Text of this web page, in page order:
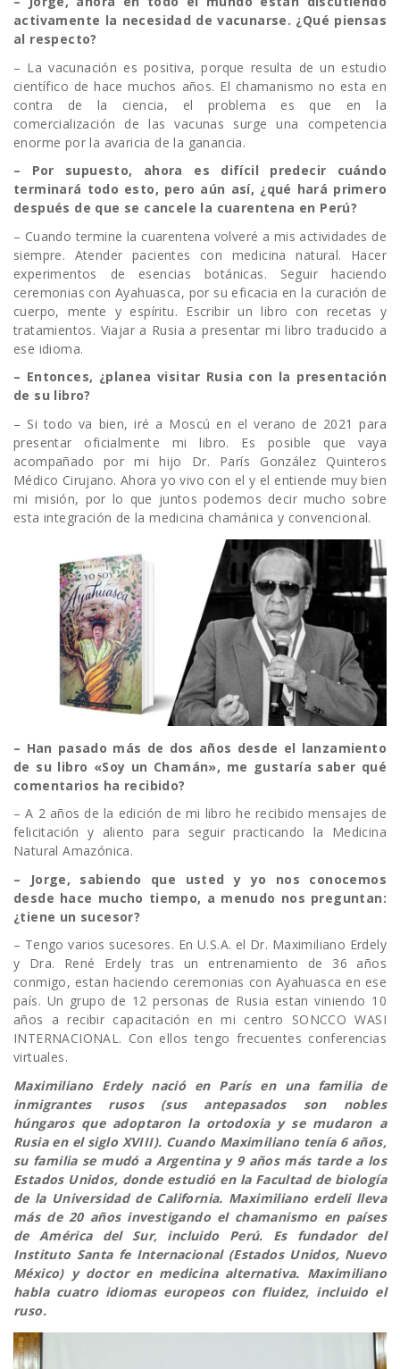
activamente la necesidad de vacunarse. ¿Qué piensas
al respecto?
– La vacunación es positiva, porque resulta de un estudio
científico de hace muchos años. El chamanismo no esta en
contra de la ciencia, el problema es que en la
comercialización de las vacunas surge una competencia
enorme por la avaricia de la ganancia.
– Por supuesto, ahora es difícil predecir cuándo
terminará todo esto, pero aún así, ¿qué hará primero
después de que se cancele la cuarentena en Perú?
– Cuando termine la cuarentena volveré a mis actividades de
siempre. Atender pacientes con medicina natural. Hacer
experimentos de esencias botánicas. Seguir haciendo
ceremonias con Ayahuasca, por su eficacia en la curación de
cuerpo, mente y espíritu. Escribir un libro con recetas y
tratamientos. Viajar a Rusia a presentar mi libro traducido a
ese idioma.
– Entonces, ¿planea visitar Rusia con la presentación
de su libro?
– Si todo va bien, iré a Moscú en el verano de 2021 para
presentar oficialmente mi libro. Es posible que vaya
acompañado por mi hijo Dr. París González Quinteros
Médico Cirujano. Ahora yo vivo con el y el entiende muy bien
mi misión, por lo que juntos podemos decir mucho sobre
esta integración de la medicina chamánica y convencional.
– Han pasado más de dos años desde el lanzamiento
de su libro «Soy un Chamán», me gustaría saber qué
comentarios ha recibido?
– A 2 años de la edición de mi libro he recibido mensajes de
felicitación y aliento para seguir practicando la Medicina
Natural Amazónica.
– Jorge, sabiendo que usted y yo nos conocemos
desde hace mucho tiempo, a menudo nos preguntan:
¿tiene un sucesor?
– Tengo varios sucesores. En U.S.A. el Dr. Maximiliano Erdely
y Dra. René Erdely tras un entrenamiento de 36 años
conmigo, estan haciendo ceremonias con Ayahuasca en ese
país. Un grupo de 12 personas de Rusia estan viniendo 10
años a recibir capacitación en mi centro SONCCO WASI
INTERNACIONAL. Con ellos tengo frecuentes conferencias
virtuales.
Maximiliano Erdely nació en París en una familia de
inmigrantes rusos (sus antepasados son nobles
húngaros que adoptaron la ortodoxia y se mudaron a
Rusia en el siglo XVIII). Cuando Maximiliano tenía 6 años,
su familia se mudó a Argentina y 9 años más tarde a los
Estados Unidos, donde estudió en la Facultad de biología
de la Universidad de California. Maximiliano erdeli lleva
más de 20 años investigando el chamanismo en países
de América del Sur, incluido Perú. Es fundador del
Instituto Santa fe Internacional (Estados Unidos, Nuevo
México) y doctor en medicina alternativa. Maximiliano
habla cuatro idiomas europeos con fluidez, incluido el
ruso.